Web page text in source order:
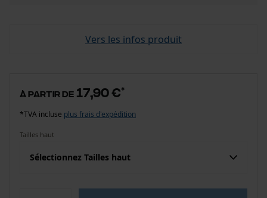
Vers les infos produit
à partir de 17,90 €*
*TVA incluse plus frais d'expédition
Tailles haut
Sélectionnez Tailles haut